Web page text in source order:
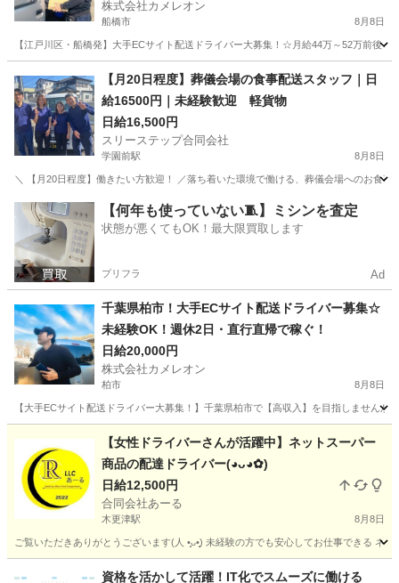
株式会社カメレオン
船橋市 8月8日
【江戸川区・船橋発】大手ECサイト配送ドライバー大募集！☆月給44万～52万前後
ドライバー 積み込み
【月20日程度】葬儀会場の食事配送スタッフ｜日
給16500円｜未経験歓迎 軽貨物
日給16,500円
スリーステップ合同会社
学園前駅 8月8日
＼ 【月20日程度】働きたい方歓迎！ ／落ち着いた環境で働ける、葬儀会場へのお食
千葉 千葉市 学園前駅 ドライバー スタッフ
【何年も使っていない🧵】ミシンを査定
状態が悪くてもOK！最大限買取します
プリフラ Ad
千葉県柏市！大手ECサイト配送ドライバー募集☆
未経験OK！週休2日・直行直帰で稼ぐ！
日給20,000円
株式会社カメレオン
柏市 8月8日
【大手ECサイト配送ドライバー大募集！】千葉県柏市で【高収入】を目指しません
ドライバー 積み込み
【女性ドライバーさんが活躍中】ネットスーパー
商品の配達ドライバー(⁠◕⁠ᴗ⁠◕⁠✿⁠)
日給12,500円
合同会社あーる
木更津駅 8月8日
ご覧いただきありがとうございます(⁠人⁠ ⁠•͈⁠ᴗ⁠•͈⁠) 未経験の方でも安心してお仕事できる
木更津駅 ドライバー 業務委託契約
資格を活かして活躍！IT化でスムーズに働ける